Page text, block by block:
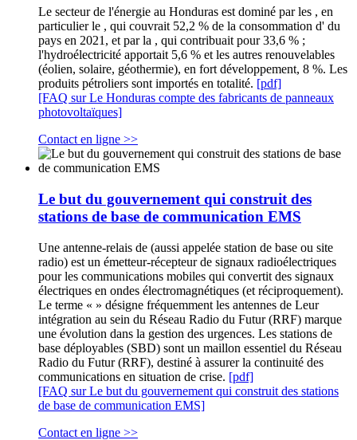
Le secteur de l'énergie au Honduras est dominé par les , en
particulier le , qui couvrait 52,2 % de la consommation d' du
pays en 2021, et par la , qui contribuait pour 33,6 % ;
l'hydroélectricité apportait 5,6 % et les autres renouvelables
(éolien, solaire, géothermie), en fort développement, 8 %. Les
produits pétroliers sont importés en totalité. [pdf]
[FAQ sur Le Honduras compte des fabricants de panneaux
photovoltaïques]
Contact en ligne >>
Le but du gouvernement qui construit des
stations de base de communication EMS
Une antenne-relais de (aussi appelée station de base ou site
radio) est un émetteur-récepteur de signaux radioélectriques
pour les communications mobiles qui convertit des signaux
électriques en ondes électromagnétiques (et réciproquement).
Le terme « » désigne fréquemment les antennes de Leur
intégration au sein du Réseau Radio du Futur (RRF) marque
une évolution dans la gestion des urgences. Les stations de
base déployables (SBD) sont un maillon essentiel du Réseau
Radio du Futur (RRF), destiné à assurer la continuité des
communications en situation de crise. [pdf]
[FAQ sur Le but du gouvernement qui construit des stations
de base de communication EMS]
Contact en ligne >>